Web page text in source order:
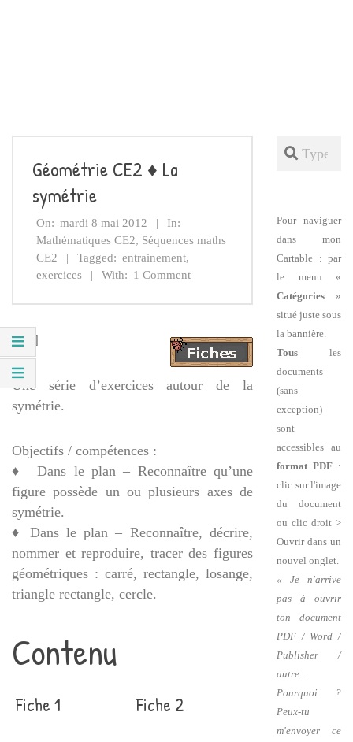
Géométrie CE2 ♦ La
symétrie
On: mardi 8 mai 2012
In:
Mathématiques CE2, Séquences maths
CE2
Tagged: entrainement,
exercices
With: 1 Comment
[toc]
Une série d’exercices autour de la
symétrie.
Objectifs / compétences :
♦ Dans le plan – Reconnaître qu’une
figure possède un ou plusieurs axes de
symétrie.
♦ Dans le plan – Reconnaître, décrire,
nommer et reproduire, tracer des figures
géométriques : carré, rectangle, losange,
triangle rectangle, cercle.
Contenu
Fiche 1 Fiche 2
Search
Pour naviguer
dans mon
Cartable : par
le menu «
Catégories »
situé juste sous
la bannière.
Tous les
documents
(sans
exception)
sont
accessibles au
format PDF :
clic sur l'image
du document
ou clic droit >
Ouvrir dans un
nouvel onglet.
« Je n'arrive
pas à ouvrir
ton document
PDF / Word /
Publisher /
autre...
Pourquoi ?
Peux-tu
m'envoyer ce